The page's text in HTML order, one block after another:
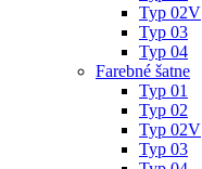
Typ 02V
Typ 03
Typ 04
Farebné šatne
Typ 01
Typ 02
Typ 02V
Typ 03